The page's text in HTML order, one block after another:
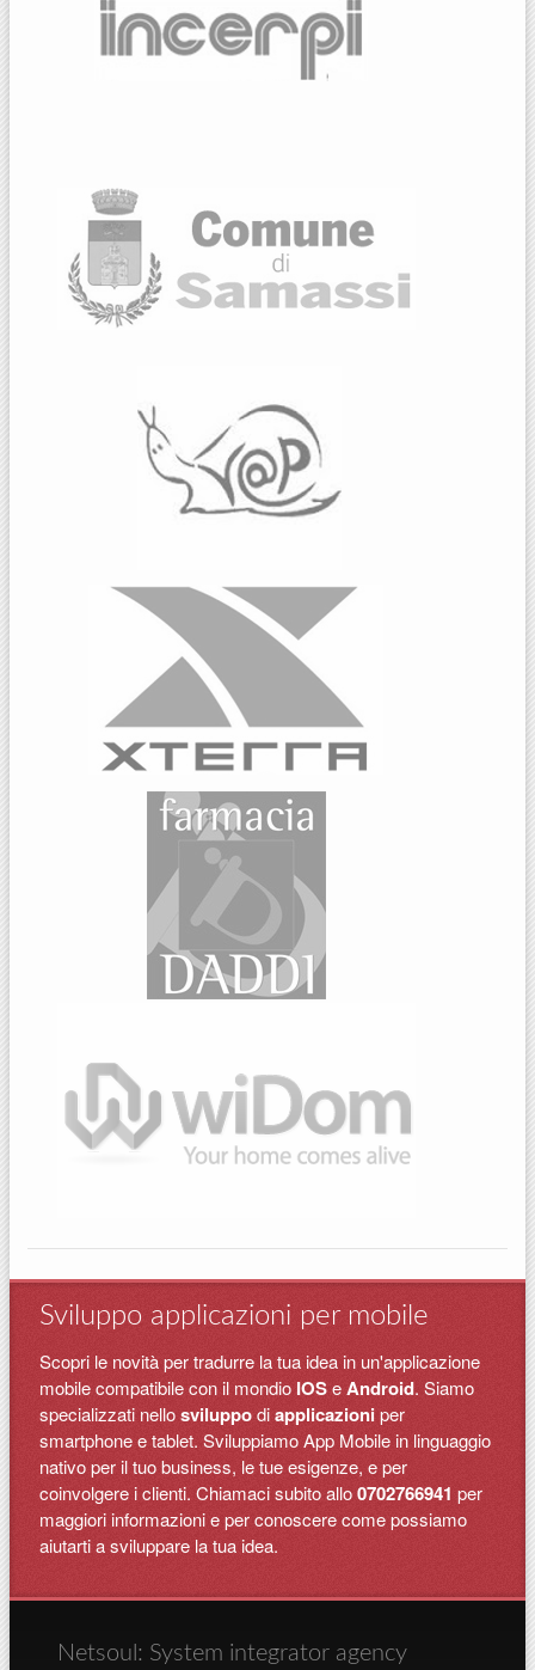
Sviluppo applicazioni per mobile
Scopri le novità per tradurre la tua idea in un'applicazione
mobile compatibile con il mondio IOSeAndroid. Siamo
specializzati nellosviluppodiapplicazioniper
smartphone e tablet. Sviluppiamo App Mobile in linguaggio
nativo per il tuo business, le tue esigenze, e per
coinvolgere i clienti. Chiamaci subito allo0702766941 per
maggiori informazioni e per conoscere come possiamo
aiutarti a sviluppare la tua idea.
Netsoul: System integrator agency